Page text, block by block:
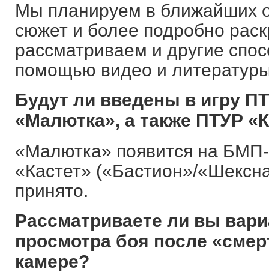
Мы планируем в ближайших
сюжет и более подробно
рассматриваем и другие
помощью видео и
Будут ли введены в игру
«Малютка», а также ПТУР
«Малютка» появится на
«Кастет» («Бастион»/
принято.
Рассматриваете ли вы
просмотра боя после
камере?